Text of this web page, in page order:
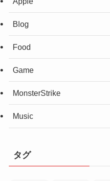
Blog
Food
Game
MonsterStrike
Music
タグ